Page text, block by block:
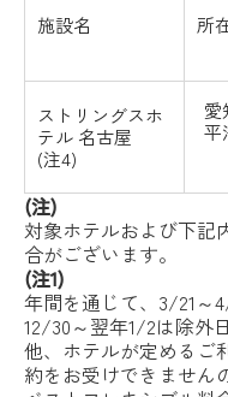
施設名 所
ストリングスホ
テル 名古屋
(注4)
愛
平
(注)
対象ホテルおよび下記
合がございます。
(注1)
年間を通じて、3/21～
12/30～翌年1/2は除外
他、ホテルが定めるご
約をお受けできません